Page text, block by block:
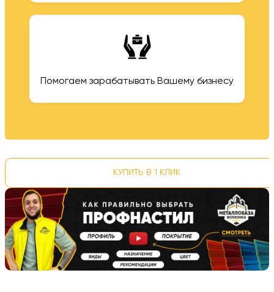
Помогаем зарабатывать Вашему бизнесу
КУПИТЬ В 1 КЛИК